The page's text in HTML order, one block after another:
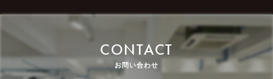
CONTACT
お問い合わせ